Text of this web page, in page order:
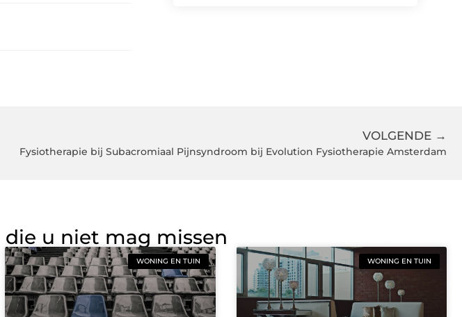
VOLGENDE →
Fysiotherapie bij Subacromiaal Pijnsyndroom bij Evolution Fysiotherapie Amsterdam
die u niet mag missen
WONING EN TUIN WONING EN TUIN